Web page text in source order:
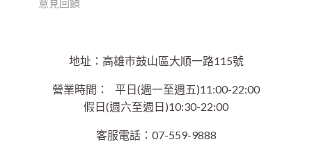
地址：高雄巿鼓山區大順一路115號
營業時間：
平日(週一至週五)11:00-22:00
假日(週六至週日)10:30-22:00
客服電話：07-559-9888
意見回饋